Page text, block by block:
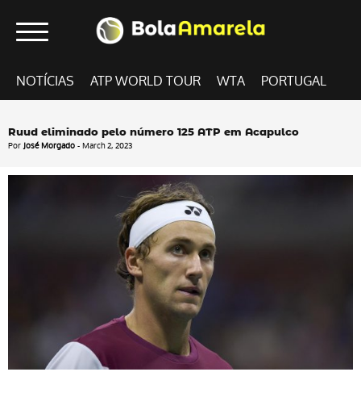
NOTÍCIAS ATP WORLD TOUR WTA PORTUGAL
Ruud eliminado pelo número 125 ATP em Acapulco
Por José Morgado - March 2, 2023